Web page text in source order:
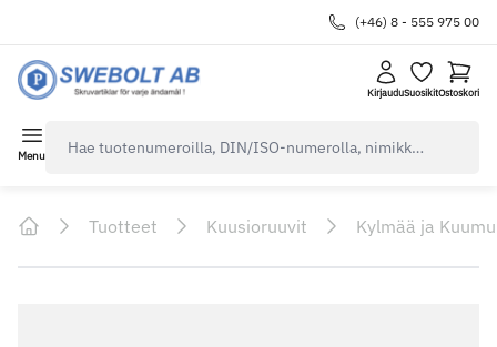
(+46) 8 - 555 975 00
KirjauduSuosikitOstoskori
Menu
Tuotteet Kuusioruuvit Kylmää ja